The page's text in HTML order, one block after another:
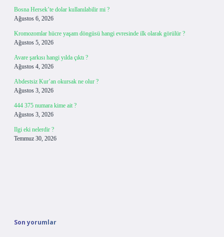
Bosna Hersek’te dolar kullanılabilir mi ?
Ağustos 6, 2026
Kromozomlar hücre yaşam döngüsü hangi evresinde ilk olarak görülür ?
Ağustos 5, 2026
Avare şarkısı hangi yılda çıktı ?
Ağustos 4, 2026
Abdestsiz Kur’an okursak ne olur ?
Ağustos 3, 2026
444 375 numara kime ait ?
Ağustos 3, 2026
Ilgi eki nelerdir ?
Temmuz 30, 2026
Son yorumlar